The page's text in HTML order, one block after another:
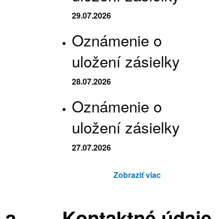
29.07.2026
Oznámenie o
uložení zásielky
28.07.2026
Oznámenie o
uložení zásielky
27.07.2026
Zobraziť viac